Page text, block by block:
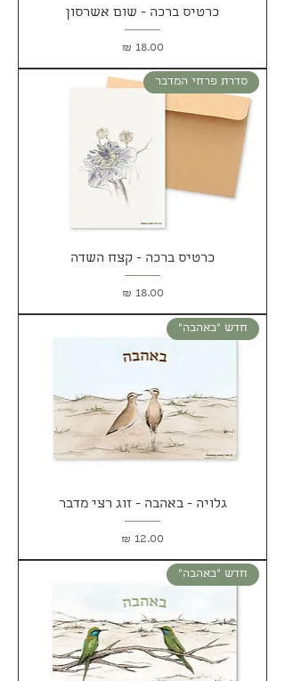
כרטיס ברכה - שום אשרסון
מחיר‏18.00 ‏₪
סדרת פרחי המדבר
כרטיס ברכה - קצח השדה
מחיר‏18.00 ‏₪
חדש ״באהבה״
גלויה - באהבה - זוג רצי מדבר
מחיר
חדש ״באהבה״